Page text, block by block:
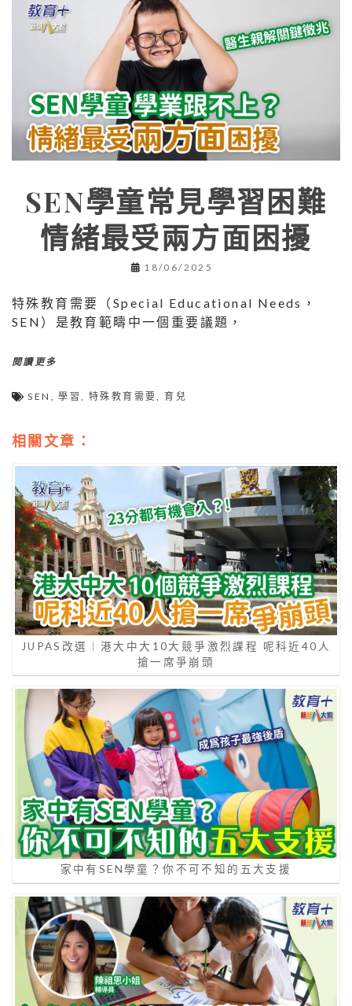
SEN學童常見學習困難
情緒最受兩方面困擾
18/06/2025
特殊教育需要（Special Educational Needs，
SEN）是教育範疇中一個重要議題，
閱讀更多
SEN ,學習,特殊教育需要,育兒
相關文章：
JUPAS改選︱港大中大10大競爭激烈課程 呢科近40人
搶一席爭崩頭
家中有SEN學童？你不可不知的五大支援